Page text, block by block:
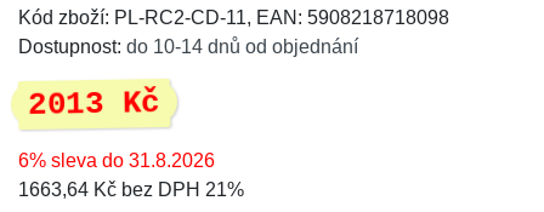
Kód zboží: PL-RC2-CD-11, EAN: 5908218718098
Dostupnost: do 10-14 dnů od objednání
2013 Kč
6% sleva do 31.8.2026
1663,64 Kč bez DPH 21%